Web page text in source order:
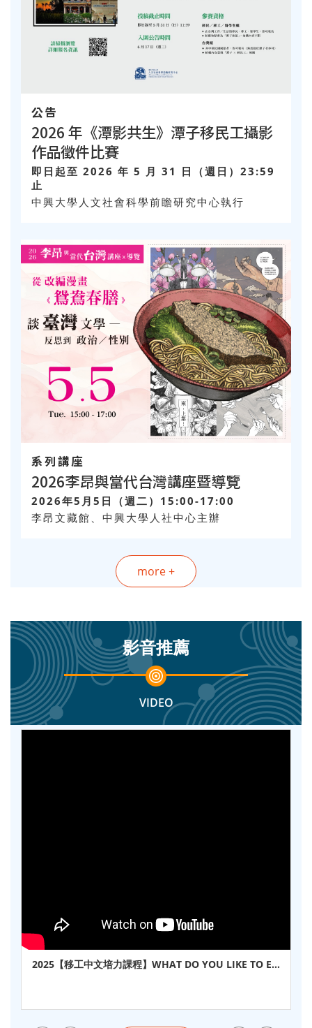
公告
2026 年《潭影共生》潭子移民工攝影
作品徵件比賽
即日起至 2026 年 5 月 31 日（週日）23:59
止
中興大學人文社會科學前瞻研究中心執行
系列講座
2026李昂與當代台灣講座暨導覽
2026年5月5日（週二）15:00-17:00
李昂文藏館、中興大學人社中心主辦
more +
影音推薦
VIDEO
2025【移工中文培力課程】WHAT DO YOU LIKE TO EA